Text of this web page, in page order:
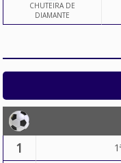
CHUTEIRA DE
DIAMANTE
1